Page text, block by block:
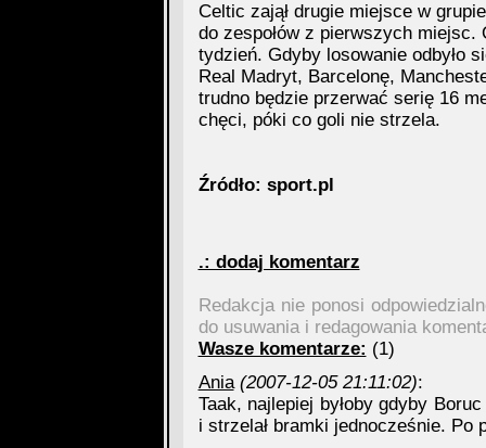
Celtic zajął drugie miejsce w
do zespołów z pierwszych
tydzień. Gdyby losowanie odbyło
Real Madryt, Barcelonę,
trudno będzie przerwać serię 16
chęci, póki co goli nie strzela.
Źródło: sport.pl
.: dodaj komentarz
Redakcja nie ponosi
do usuwania i redagowania
Wasze komentarze: (1)
Ania (2007-12-05 21:11:02):
Taak, najlepiej byłoby gdyby
i strzelał bramki jednocześnie. Po